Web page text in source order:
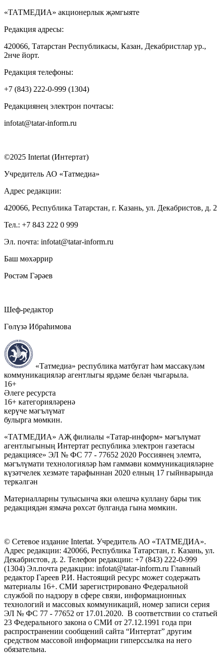
«ТАТМЕДИА» акционерлык җәмгыяте
Редакция адресы:
420066, Татарстан Республикасы, Казан, Декабристлар ур.,
2нче йорт.
Редакция телефоны:
+7 (843) 222-0-999 (1304)
Редакциянең электрон почтасы:
infotat@tatar-inform.ru
©2025 Intertat (Интертат)
Учредитель АО «Татмедиа»
Адрес редакции:
420066, Республика Татарстан, г. Казань, ул. Декабристов, д. 2
Тел.: +7 843 222 0 999
Эл. почта: infotat@tatar-inform.ru
Баш мөхәррир
Рөстәм Гәрәев
Шеф-редактор
Гөлүзә Ибраһимова
«Татмедиа» республика матбугат һәм массакүләм
коммуникацияләр агентлыгы ярдәме белән чыгарыла.
16+
Әлеге ресурста
16+ категорияләренә
керүче мәгълүмат
булырга мөмкин.
«ТАТМЕДИА» АҖ филиалы «Татар-информ» мәгълүмат
агентлыгының Интертат республика электрон газетасы
редакциясе» ЭЛ № ФС 77 - 77652 2020 Россиянең элемтә,
мәгълүмати технологияләр һәм гаммәви коммуникацияләрне
күзәтчелек хезмәте тарафыннан 2020 елның 17 гыйнварында
теркәлгән
Материалларны тулысынча яки өлешчә куллану бары тик
редакциядән язмача рөхсәт булганда гына мөмкин.
© Сетевое издание Intertat. Учредитель АО «ТАТМЕДИА».
Адрес редакции: 420066, Республика Татарстан, г. Казань, ул.
Декабристов, д. 2. Телефон редакции: +7 (843) 222-0-999
(1304) Эл.почта редакции: infotat@tatar-inform.ru Главный
редактор Гареев Р.И. Настоящий ресурс может содержать
материалы 16+. СМИ зарегистрировано Федеральной
службой по надзору в сфере связи, информационных
технологий и массовых коммуникаций, номер записи серия
ЭЛ № ФС 77 - 77652 от 17.01.2020. В соответствии со статьей
23 Федерального закона о СМИ от 27.12.1991 года при
распространении сообщений сайта “Интертат” другим
средством массовой информации гиперссылка на него
обязательна.